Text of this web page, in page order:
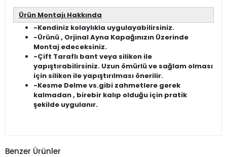
Ürün Montajı Hakkında
-Kendiniz kolaylıkla uygulayabilirsiniz.
-Ürünü , Orjinal Ayna Kapağınızın Üzerinde
Montaj edeceksiniz.
-Çift Taraflı bant veya silikon ile
yapıştırabilirsiniz. Uzun ömürlü ve sağlam olması
için silikon ile yapıştırılması önerilir.
-Kesme Delme vs.gibi zahmetlere gerek
kalmadan , birebir kalıp olduğu için pratik
şekilde uygulanır.
Benzer Ürünler